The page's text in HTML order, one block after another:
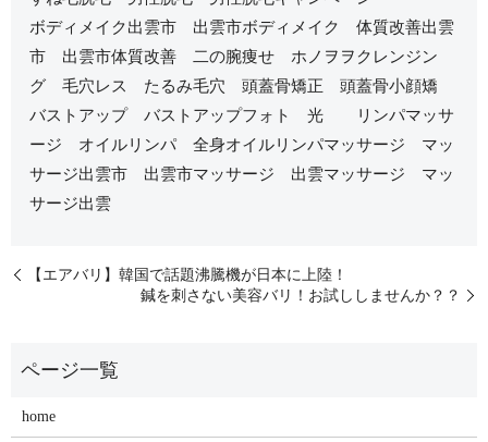
ボディメイク出雲市 出雲市ボディメイク 体質改善出雲
市 出雲市体質改善 二の腕痩せ ホノヲヲクレンジン
グ 毛穴レス たるみ毛穴 頭蓋骨矯正 頭蓋骨小顔矯
バストアップ バストアップフォト 光 リンパマッサ
ージ オイルリンパ 全身オイルリンパマッサージ マッ
サージ出雲市 出雲市マッサージ 出雲マッサージ マッ
サージ出雲
【エアバリ】韓国で話題沸騰機が日本に上陸！
鍼を刺さない美容バリ！お試ししませんか？？
home